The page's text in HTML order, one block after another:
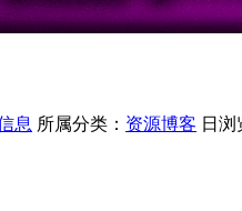
息 所属分类： 资源博客 日浏